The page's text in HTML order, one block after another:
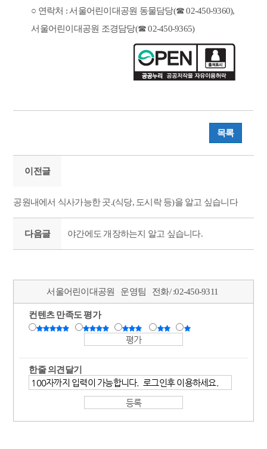
○ 연락처 : 서울어린이대공원 동물담당(☎ 02-450-9360),
서울어린이대공원 조경담당(☎ 02-450-9365)
목록
이전글
공원내에서 식사가능한 곳.(식당, 도시락 등)을 알고 싶습니다
다음글 야간에도 개장하는지 알고 싶습니다.
서울어린이대공원 운영팀 전화/ :02-450-9311
컨텐츠 만족도 평가
한줄 의견달기